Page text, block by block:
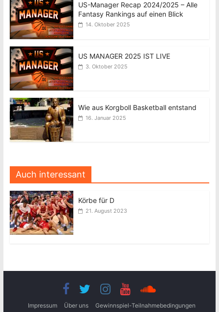
US-Manager Recap 2024/2025 – Alle
Fantasy Rankings auf einen Blick
14. Oktober 2025
US MANAGER 2025 IST LIVE
3. Oktober 2025
Wie aus Korgboll Basketball entstand
16. Januar 2025
Auch interessant
Körbe für D
21. August 2023
Impressum Über uns
Gewinnspiel-Teilnahmebedingungen